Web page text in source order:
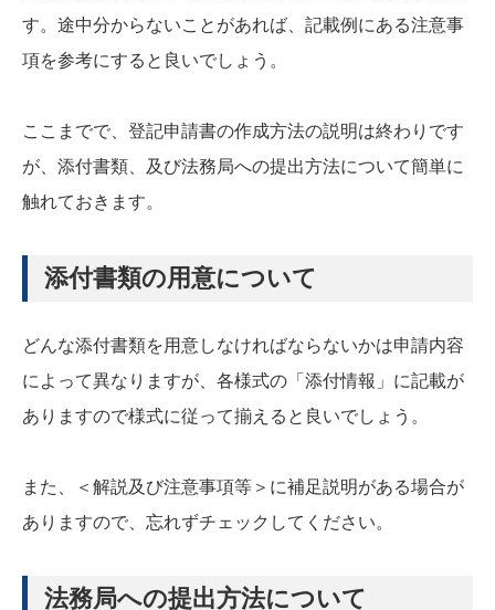
す。途中分からないことがあれば、記載例にある注意事
項を参考にすると良いでしょう。
ここまでで、登記申請書の作成方法の説明は終わりです
が、添付書類、及び法務局への提出方法について簡単に
触れておきます。
添付書類の用意について
どんな添付書類を用意しなければならないかは申請内容
によって異なりますが、各様式の「添付情報」に記載が
ありますので様式に従って揃えると良いでしょう。
また、＜解説及び注意事項等＞に補足説明がある場合が
ありますので、忘れずチェックしてください。
法務局への提出方法について